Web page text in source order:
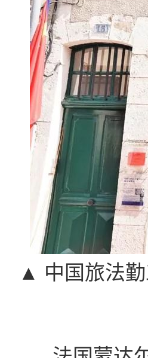
▲ 中国旅法